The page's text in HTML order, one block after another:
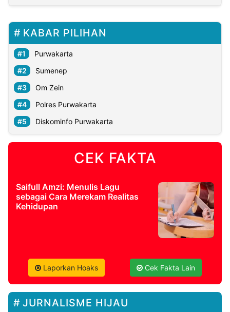
KABAR PILIHAN
Purwakarta
Sumenep
Om Zein
Polres Purwakarta
Diskominfo Purwakarta
CEK FAKTA
Saifull Amzi: Menulis Lagu
sebagai Cara Merekam Realitas
Kehidupan
Laporkan Hoaks Cek Fakta Lain
JURNALISME HIJAU